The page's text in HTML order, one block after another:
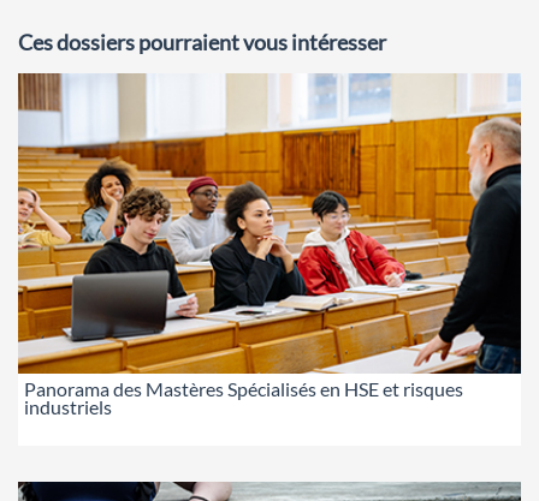
Ces dossiers pourraient vous intéresser
Panorama des Mastères Spécialisés en HSE et risques
industriels